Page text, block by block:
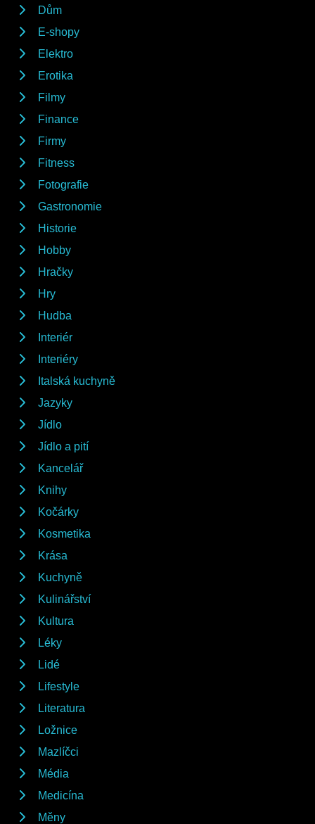
Dům
E-shopy
Elektro
Erotika
Filmy
Finance
Firmy
Fitness
Fotografie
Gastronomie
Historie
Hobby
Hračky
Hry
Hudba
Interiér
Interiéry
Italská kuchyně
Jazyky
Jídlo
Jídlo a pití
Kancelář
Knihy
Kočárky
Kosmetika
Krása
Kuchyně
Kulinářství
Kultura
Léky
Lidé
Lifestyle
Literatura
Ložnice
Mazlíčci
Média
Medicína
Měny